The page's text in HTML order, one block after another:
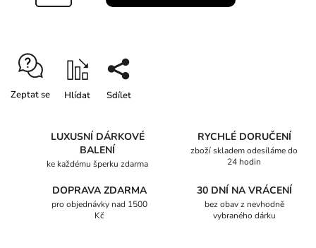
Zeptat se Hlídat Sdílet
LUXUSNÍ DÁRKOVÉ
BALENÍ
ke každému šperku zdarma
RYCHLÉ DORUČENÍ
zboží skladem odesíláme do
24 hodin
DOPRAVA ZDARMA
pro objednávky nad 1500
Kč
30 DNÍ NA VRÁCENÍ
bez obav z nevhodně
vybraného dárku